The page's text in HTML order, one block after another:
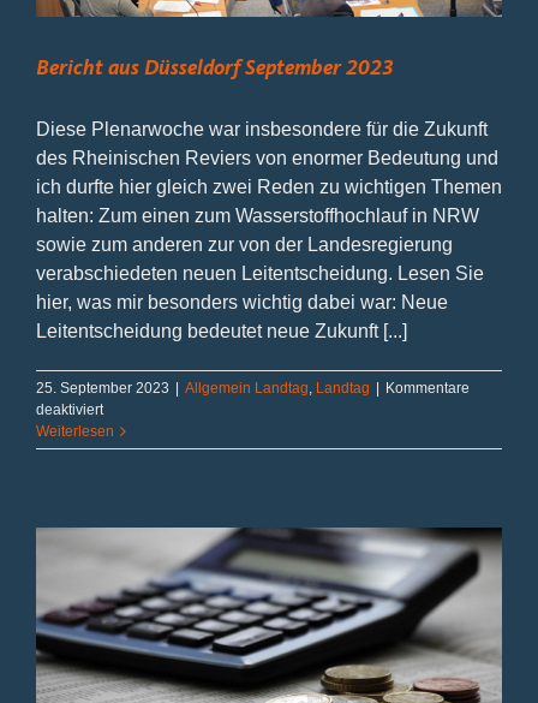
Bericht aus Düsseldorf September 2023
Diese Plenarwoche war insbesondere für die Zukunft
des Rheinischen Reviers von enormer Bedeutung und
ich durfte hier gleich zwei Reden zu wichtigen Themen
halten: Zum einen zum Wasserstoffhochlauf in NRW
sowie zum anderen zur von der Landesregierung
verabschiedeten neuen Leitentscheidung. Lesen Sie
hier, was mir besonders wichtig dabei war: Neue
Leitentscheidung bedeutet neue Zukunft [...]
25. September 2023 Allgemein Landtag, Landtag
Kommentare
deaktiviertfür
Bericht
aus
Weiterlesen